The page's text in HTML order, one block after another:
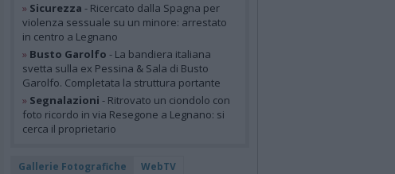
» Sicurezza - Ricercato dalla Spagna per
violenza sessuale su un minore: arrestato
in centro a Legnano
» Busto Garolfo - La bandiera italiana
svetta sulla ex Pessina & Sala di Busto
Garolfo. Completata la struttura portante
» Segnalazioni - Ritrovato un ciondolo con
foto ricordo in via Resegone a Legnano: si
cerca il proprietario
Gallerie Fotografiche WebTV